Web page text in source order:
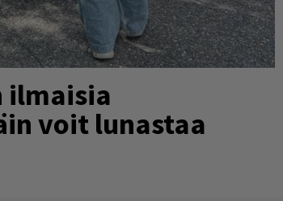
ilmaisia
voit lunastaa